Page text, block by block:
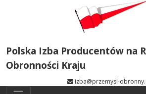
Polska Izba Producentów na
Obronności Kraju
izba@przemysl-